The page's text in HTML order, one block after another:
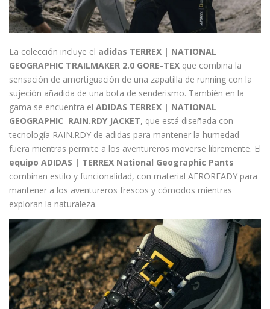
La colección incluye el adidas TERREX | NATIONAL
GEOGRAPHIC TRAILMAKER 2.0 GORE-TEX que combina la
sensación de amortiguación de una zapatilla de running con la
sujeción añadida de una bota de senderismo. También en la
gama se encuentra el ADIDAS TERREX | NATIONAL
GEOGRAPHIC RAIN.RDY JACKET, que está diseñada con
tecnología RAIN.RDY de adidas para mantener la humedad
fuera mientras permite a los aventureros moverse libremente. El
equipo ADIDAS | TERREX National Geographic Pants
combinan estilo y funcionalidad, con material AEROREADY para
mantener a los aventureros frescos y cómodos mientras
exploran la naturaleza.